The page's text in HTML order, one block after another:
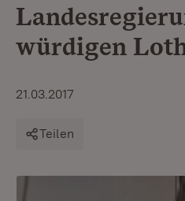
würdigen
21.03.2017
Teilen